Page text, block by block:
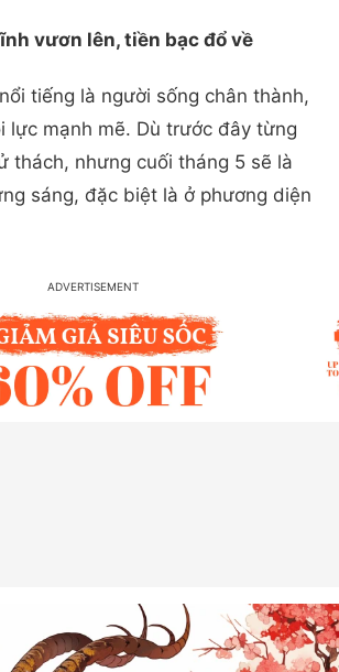
vươn lên, tiền bạc đổ về
tiếng là người sống chân thành,
lực mạnh mẽ. Dù trước đây từng
thách, nhưng cuối tháng 5 sẽ là
sáng, đặc biệt là ở phương diện